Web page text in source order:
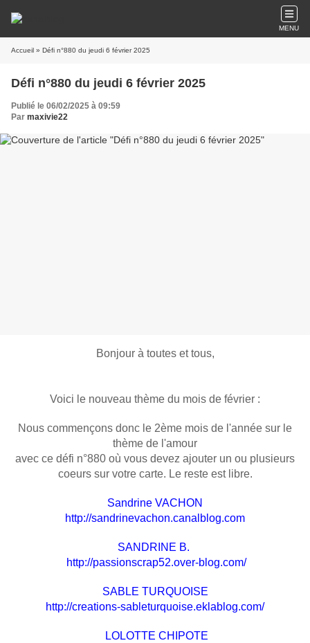
MENU
Accueil » Défi n°880 du jeudi 6 février 2025
Défi n°880 du jeudi 6 février 2025
Publié le 06/02/2025 à 09:59
Par maxivie22
Bonjour à toutes et tous,
Voici le nouveau thème du mois de février :
Nous commençons donc le 2ème mois de l'année sur le
thème de l'amour
avec ce défi n°880 où vous devez ajouter un ou plusieurs
coeurs sur votre carte. Le reste est libre.
Sandrine VACHON
http://sandrinevachon.canalblog.com
SANDRINE B.
http://passionscrap52.over-blog.com/
SABLE TURQUOISE
http://creations-sableturquoise.eklablog.com/
LOLOTTE CHIPOTE